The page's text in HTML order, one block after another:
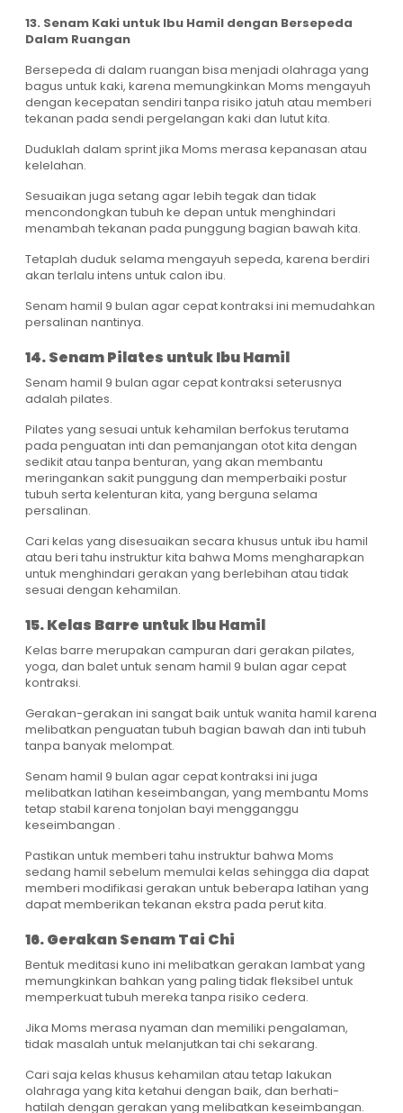
13. Senam Kaki untuk Ibu Hamil dengan Bersepeda
Dalam Ruangan
Bersepeda di dalam ruangan bisa menjadi olahraga yang
bagus untuk kaki, karena memungkinkan Moms mengayuh
dengan kecepatan sendiri tanpa risiko jatuh atau memberi
tekanan pada sendi pergelangan kaki dan lutut kita.
Duduklah dalam sprint jika Moms merasa kepanasan atau
kelelahan.
Sesuaikan juga setang agar lebih tegak dan tidak
mencondongkan tubuh ke depan untuk menghindari
menambah tekanan pada punggung bagian bawah kita.
Tetaplah duduk selama mengayuh sepeda, karena berdiri
akan terlalu intens untuk calon ibu.
Senam hamil 9 bulan agar cepat kontraksi ini memudahkan
persalinan nantinya.
14. Senam Pilates untuk Ibu Hamil
Senam hamil 9 bulan agar cepat kontraksi seterusnya
adalah pilates.
Pilates yang sesuai untuk kehamilan berfokus terutama
pada penguatan inti dan pemanjangan otot kita dengan
sedikit atau tanpa benturan, yang akan membantu
meringankan sakit punggung dan memperbaiki postur
tubuh serta kelenturan kita, yang berguna selama
persalinan.
Cari kelas yang disesuaikan secara khusus untuk ibu hamil
atau beri tahu instruktur kita bahwa Moms mengharapkan
untuk menghindari gerakan yang berlebihan atau tidak
sesuai dengan kehamilan.
15. Kelas Barre untuk Ibu Hamil
Kelas barre merupakan campuran dari gerakan pilates,
yoga, dan balet untuk senam hamil 9 bulan agar cepat
kontraksi.
Gerakan-gerakan ini sangat baik untuk wanita hamil karena
melibatkan penguatan tubuh bagian bawah dan inti tubuh
tanpa banyak melompat.
Senam hamil 9 bulan agar cepat kontraksi ini juga
melibatkan latihan keseimbangan, yang membantu Moms
tetap stabil karena tonjolan bayi mengganggu
keseimbangan .
Pastikan untuk memberi tahu instruktur bahwa Moms
sedang hamil sebelum memulai kelas sehingga dia dapat
memberi modifikasi gerakan untuk beberapa latihan yang
dapat memberikan tekanan ekstra pada perut kita.
16. Gerakan Senam Tai Chi
Bentuk meditasi kuno ini melibatkan gerakan lambat yang
memungkinkan bahkan yang paling tidak fleksibel untuk
memperkuat tubuh mereka tanpa risiko cedera.
Jika Moms merasa nyaman dan memiliki pengalaman,
tidak masalah untuk melanjutkan tai chi sekarang.
Cari saja kelas khusus kehamilan atau tetap lakukan
olahraga yang kita ketahui dengan baik, dan berhati-
hatilah dengan gerakan yang melibatkan keseimbangan.